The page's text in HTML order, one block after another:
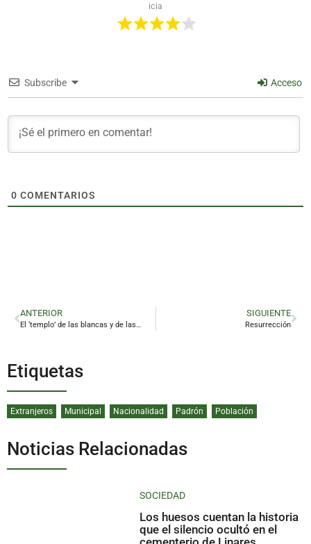
icia
Subscribe Acceso
0 COMENTARIOS
ANTERIOR
El ‘templo’ de las blancas y de las negras
SIGUIENTE
Resurrección
Etiquetas
Extranjeros Municipal Nacionalidad Padrón Población
Noticias Relacionadas
SOCIEDAD
Los huesos cuentan la historia
que el silencio ocultó en el